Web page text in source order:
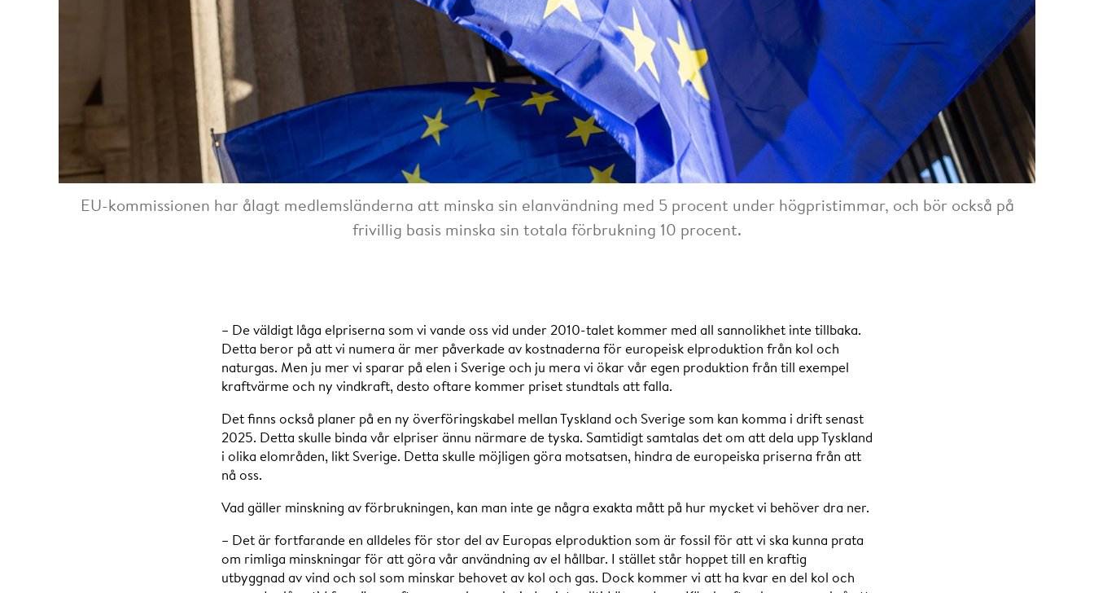
EU-kommissionen har ålagt medlemsländerna att minska sin elanvändning med 5 procent under högpristimmar, och bör också på
frivillig basis minska sin totala förbrukning 10 procent.
– De väldigt låga elpriserna som vi vande oss vid under 2010-talet kommer med all sannolikhet inte tillbaka.
Detta beror på att vi numera är mer påverkade av kostnaderna för europeisk elproduktion från kol och
naturgas. Men ju mer vi sparar på elen i Sverige och ju mera vi ökar vår egen produktion från till exempel
kraftvärme och ny vindkraft, desto oftare kommer priset stundtals att falla.
Det finns också planer på en ny överföringskabel mellan Tyskland och Sverige som kan komma i drift senast
2025. Detta skulle binda vår elpriser ännu närmare de tyska. Samtidigt samtalas det om att dela upp Tyskland
i olika elområden, likt Sverige. Detta skulle möjligen göra motsatsen, hindra de europeiska priserna från att
nå oss.
Vad gäller minskning av förbrukningen, kan man inte ge några exakta mått på hur mycket vi behöver dra ner.
– Det är fortfarande en alldeles för stor del av Europas elproduktion som är fossil för att vi ska kunna prata
om rimliga minskningar för att göra vår användning av el hållbar. I stället står hoppet till en kraftig
utbyggnad av vind och sol som minskar behovet av kol och gas. Dock kommer vi att ha kvar en del kol och